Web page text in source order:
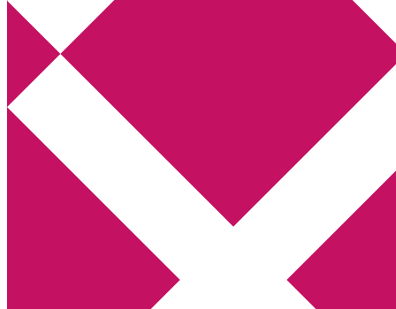
Annikas litteratur- och kulturblogg
Deckare, kriminalromaner, thrillers
Hem
Boktolva
Författarfemman
Kontakt
Webbshop Amazon